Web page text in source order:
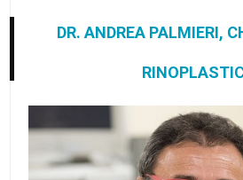
DR. ANDREA PALMIERI,